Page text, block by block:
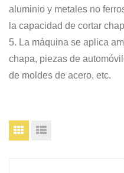
aluminio y metales no
la capacidad de cortar
5. La máquina se aplica
chapa, piezas de
de moldes de acero, etc.